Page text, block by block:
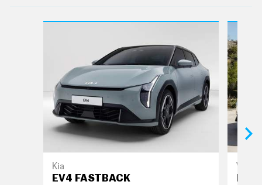
Kia
EV4 FASTBACK